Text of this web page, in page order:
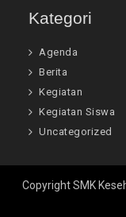
Kategori
Agenda
Berita
Kegiatan
Kegiatan Siswa
Uncategorized
Copyright SMK